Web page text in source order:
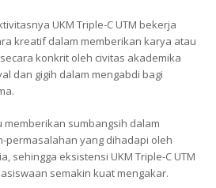
UKM Triple-C UTM bekerja
kreatif dalam memberikan karya atau
konkrit oleh civitas akademika
dan gigih dalam mengabdi bagi
memberikan sumbangsih dalam
permasalahan yang dihadapi oleh
sehingga eksistensi UKM Triple-C UTM
semakin kuat mengakar.